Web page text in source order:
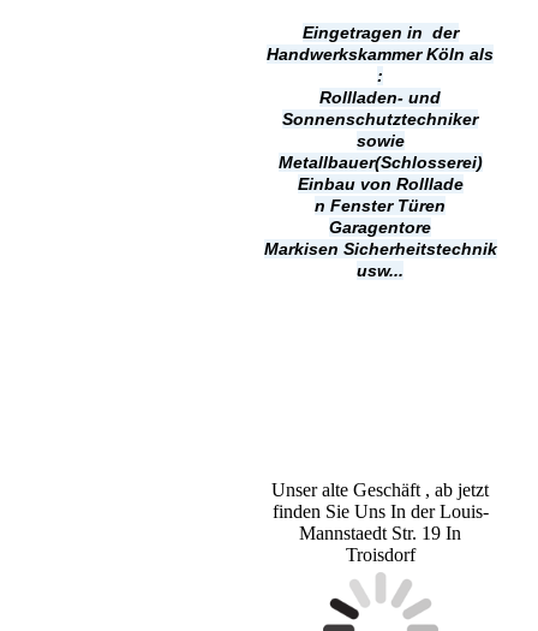
Eingetragen in der
Handwerkskammer Köln als
:
Rollladen- und
Sonnenschutztechniker
sowie
Metallbauer(Schlosserei)
Einbau von Rolllade
nFenster Türen
Garagentore
Markisen Sicherheitstechnik
usw...
Unser alte Geschäft , ab jetzt
finden Sie Uns In der Louis-
Mannstaedt Str. 19 In
Troisdorf